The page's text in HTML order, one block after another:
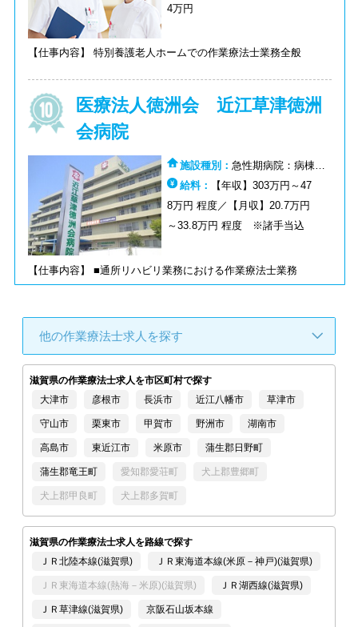
4万円
【仕事内容】 特別養護老人ホームでの作業療法士業務全般
医療法人徳洲会 近江草津徳洲
会病院
施設種別：急性期病院：病棟:
急性期病院：その他:ケアミックス
病院：病棟:ケアミックス病院：そ
の他
給料：
【年収】303万円～47
8万円 程度／【月収】20.7万円
～33.8万円 程度 ※諸手当込
【仕事内容】 ■通所リハビリ業務における作業療法士業務
他の作業療法士求人を探す
滋賀県の作業療法士求人を市区町村で探す
大津市
彦根市 長浜市 近江八幡市 草津市
守山市 栗東市 甲賀市 野洲市 湖南市
高島市 東近江市 米原市 蒲生郡日野町
蒲生郡竜王町 愛知郡愛荘町 犬上郡豊郷町
犬上郡甲良町 犬上郡多賀町
滋賀県の作業療法士求人を路線で探す
ＪＲ北陸本線(滋賀県)
ＪＲ東海道本線(米原－神戸)(滋賀県)
ＪＲ東海道本線(熱海－米原)(滋賀県) ＪＲ湖西線(滋賀県)
ＪＲ草津線(滋賀県) 京阪石山坂本線